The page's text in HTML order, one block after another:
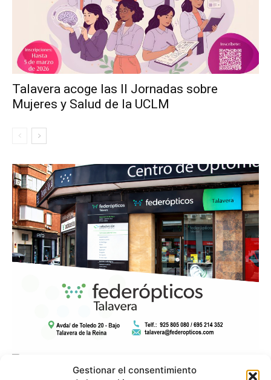
Gestionar el consentimiento
Talavera acoge las II Jornadas sobre
Mujeres y Salud de la UCLM